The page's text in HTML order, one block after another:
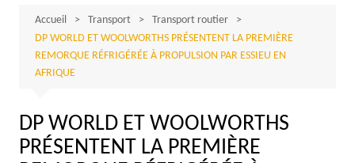
Accueil Transport
Transport routier
DP WORLD ET WOOLWORTHS PRÉSENTENT LA PREMIÈRE
REMORQUE RÉFRIGÉRÉE À PROPULSION PAR ESSIEU EN
AFRIQUE
DP WORLD ET WOOLWORTHS
PRÉSENTENT LA PREMIÈRE